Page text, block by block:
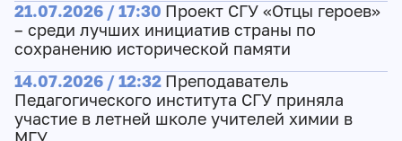
21.07.2026 / 17:30 Проект СГУ «Отцы героев»
– среди лучших инициатив страны по
сохранению исторической памяти
14.07.2026 / 12:32 Преподаватель
Педагогического института СГУ приняла
участие в летней школе учителей химии в